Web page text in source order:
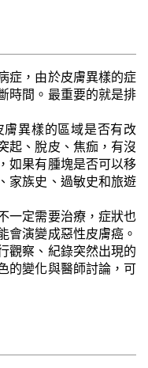
症，由於皮膚異樣的症
時間。最重要的就是排
異樣的區域是否有改
起、脫皮、焦痂，有沒
如果有腫塊是否可以移
家族史、過敏史和旅遊
一定需要治療，症狀也
會演變成惡性皮膚癌。
觀察、紀錄突然出現的
的變化與醫師討論，可